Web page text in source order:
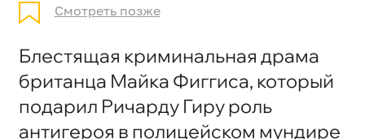
Смотреть позже
Блестящая криминальная драма
британца Майка Фиггиса, который
подарил Ричарду Гиру роль
антигероя в полицейском мундире